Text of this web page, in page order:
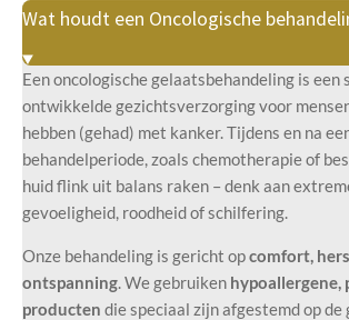
Wat houdt een Oncologische
Een oncologische gelaatsbehandeling is een
ontwikkelde gezichtsverzorging voor
hebben (gehad) met kanker. Tijdens en na
behandelperiode, zoals chemotherapie of
huid flink uit balans raken – denk aan
gevoeligheid, roodheid of schilfering.
Onze behandeling is gericht opcomfort,
ontspanning. We gebruiken hypoallergene,
producten die speciaal zijn afgestemd op de